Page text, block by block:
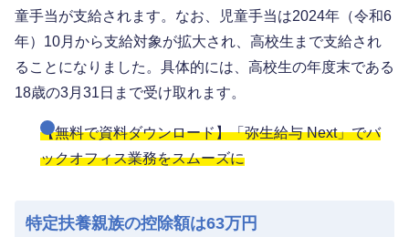
童手当が支給されます。なお、児童手当は2024年（令和6
年）10月から支給対象が拡大され、高校生まで支給され
ることになりました。具体的には、高校生の年度末である
18歳の3月31日まで受け取れます。
【無料で資料ダウンロード】「弥生給与 Next」でバ
ックオフィス業務をスムーズに
特定扶養親族の控除額は63万円